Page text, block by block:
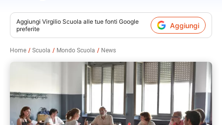
contenuto
Aggiungi Virgilio Scuola alle tue fonti Google
preferite
Aggiungi
Home Scuola Mondo Scuola News